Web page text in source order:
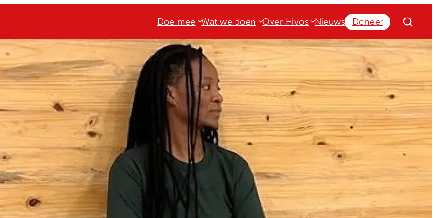
Doe mee Wat we doen Over Hivos Nieuws Doneer